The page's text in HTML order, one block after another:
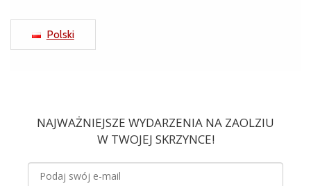
Polski
NAJWAŻNIEJSZE WYDARZENIA NA ZAOLZIU
W TWOJEJ SKRZYNCE!